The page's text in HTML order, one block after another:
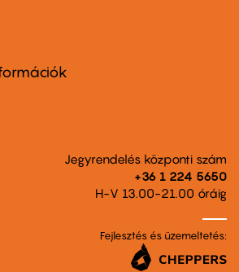
Jegyrendelés központi szám
+36 1 224 5650
H-V 13.00-21.00 óráig
Fejlesztés és üzemeltetés: